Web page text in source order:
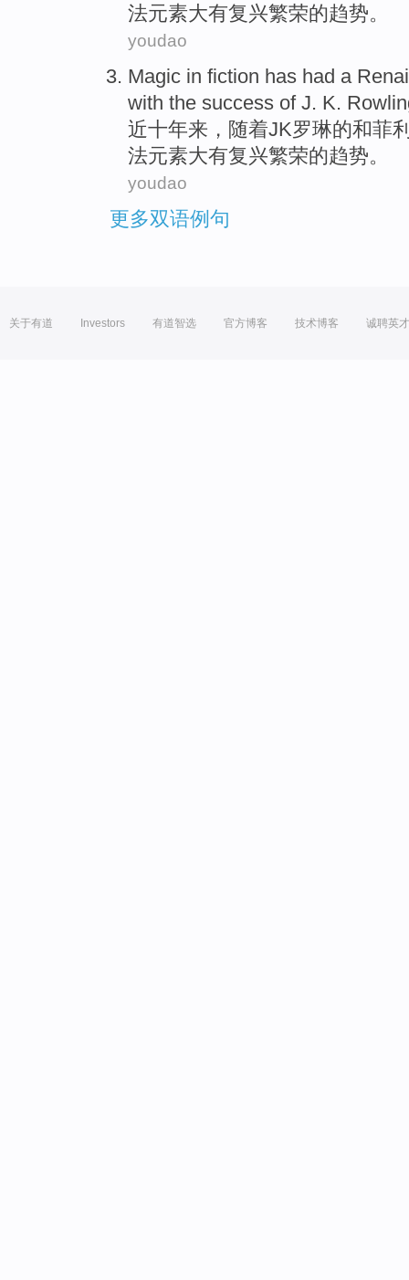
法元素大有复兴繁荣的趋势。
youdao
Magic in fiction has had a
with the success of J. K.
近十年来 ， 随着JK罗琳的和菲
法元素大有复兴繁荣的趋势。
youdao
更多双语例句
关于有道 Investors 有道智选 官方博客 技术博客 诚聘英才